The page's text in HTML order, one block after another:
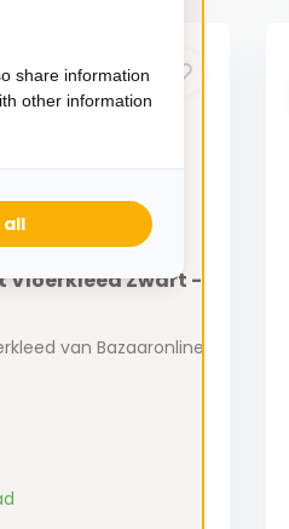
Vloerkleed Zwart -
van Bazaaronline
share information
other information